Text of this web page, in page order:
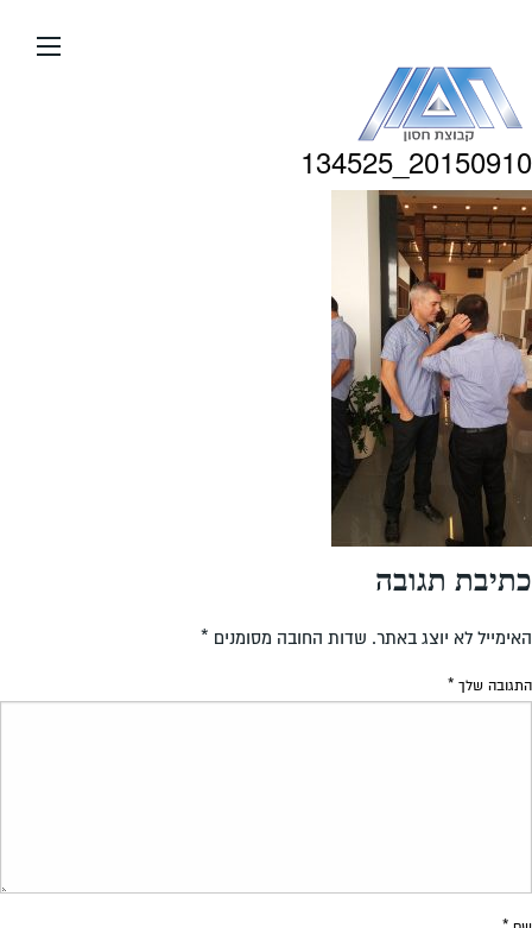
העמוד
20150910_134525
כתיבת תגובה
האימייל לא יוצג באתר. שדות החובה מסומנים *
התגובה שלך *